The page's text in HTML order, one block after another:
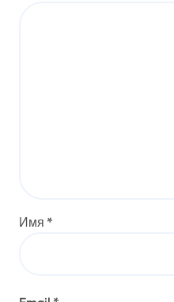
Имя *